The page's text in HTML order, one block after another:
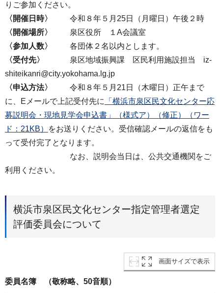
りご参加ください。
〈開催日時〉
令和８年５月25日（月曜日）午後２時
〈開催場所〉
泉区役所 １A会議室
〈参加人数〉
各団体２名以内とします。
〈受付先〉
泉区地域振興課 区民利用施設担当 iz-
shiteikanri@city.yokohama.lg.jp
〈申込方法〉
令和８年５月21日（木曜日）正午まで
に、Eメールで上記受付先に
「横浜市泉区民文化センター応
募説明会・現地見学会申込書」（様式ア）（修正）（ワー
ド：21KB）
をお送りください。受信確認メールの返信をも
って受付完了となります。
なお、説明会当日は、公共交通機関をご
利用ください。
横浜市泉区民文化センター指定管理者選定
評価委員会について
画面サイズで表示
委員名簿 （敬称略、50音順）